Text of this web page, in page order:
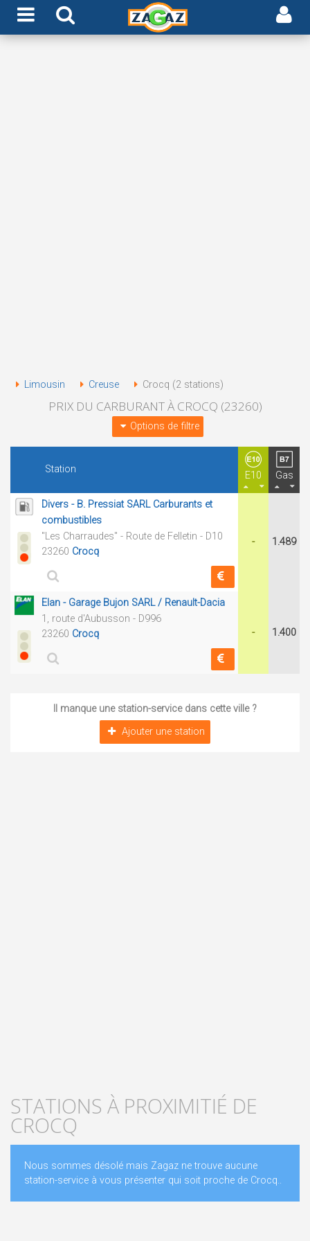
Limousin Creuse Crocq (2 stations)
PRIX DU CARBURANT À CROCQ (23260)
Options de filtre
Station
E10 Gas
Divers - B. Pressiat SARL Carburants et
combustibles
"Les Charraudes" - Route de Felletin - D10
23260 Crocq
- 1.489
Elan - Garage Bujon SARL / Renault-Dacia
1, route d'Aubusson - D996
23260 Crocq - 1.400
Il manque une station-service dans cette ville ?
Ajouter une station
STATIONS À PROXIMITIÉ DE
CROCQ
Nous sommes désolé mais Zagaz ne trouve aucune
station-service à vous présenter qui soit proche de Crocq..